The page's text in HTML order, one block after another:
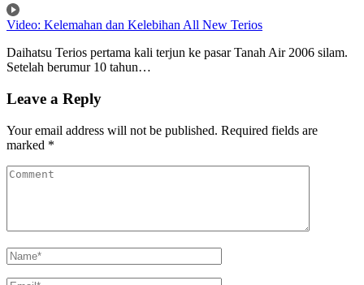
Video: Kelemahan dan Kelebihan All New Terios
Daihatsu Terios pertama kali terjun ke pasar Tanah Air 2006 silam.
Setelah berumur 10 tahun…
Leave a Reply
Your email address will not be published. Required fields are
marked *